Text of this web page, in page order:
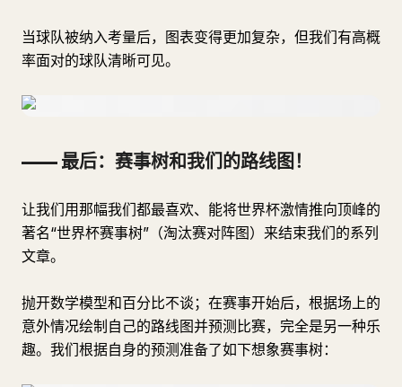
当球队被纳入考量后，图表变得更加复杂，但我们有高概
率面对的球队清晰可见。
—— 最后：赛事树和我们的路线图！
让我们用那幅我们都最喜欢、能将世界杯激情推向顶峰的
著名“世界杯赛事树”（淘汰赛对阵图）来结束我们的系列
文章。
抛开数学模型和百分比不谈；在赛事开始后，根据场上的
意外情况绘制自己的路线图并预测比赛，完全是另一种乐
趣。我们根据自身的预测准备了如下想象赛事树：